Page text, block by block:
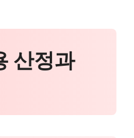
산정과